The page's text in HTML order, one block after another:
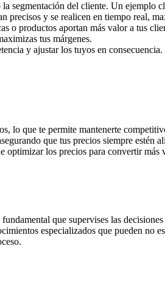
segmentación del cliente. Un ejemplo
precisos y se realicen en tiempo real,
o productos aportan más valor a tus
tus márgenes.
y ajustar los tuyos en
lo que te permite mantenerte
que tus precios siempre estén
los precios para convertir más
que supervises las
especializados que pueden no